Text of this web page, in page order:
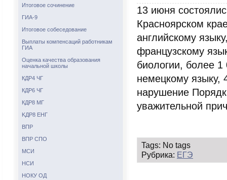
13 июня
Красноярском
английскому
французскому
биологии, более
немецкому языку,
нарушение
уважительной
Tags: No tags
Рубрика: ЕГЭ
Итоговое сочинение
ГИА-9
Итоговое собеседование
Выплаты компенсаций работникам
ГИА
Оценка качества образования
начальной школы
КДР4 ЧГ
КДР6 ЧГ
КДР8 МГ
KДР8 ЕНГ
ВПР
ВПР СПО
МСИ
НСИ
НОКУ ОД